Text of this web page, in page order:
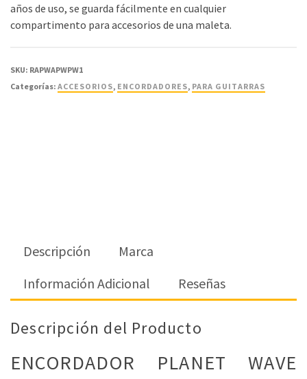
años de uso, se guarda fácilmente en cualquier
compartimento para accesorios de una maleta.
SKU: RAPWAPWPW1
Categorías: ACCESORIOS, ENCORDADORES, PARA GUITARRAS
Descripción
Marca
Información Adicional
Reseñas
Descripción del Producto
ENCORDADOR PLANET WAVE